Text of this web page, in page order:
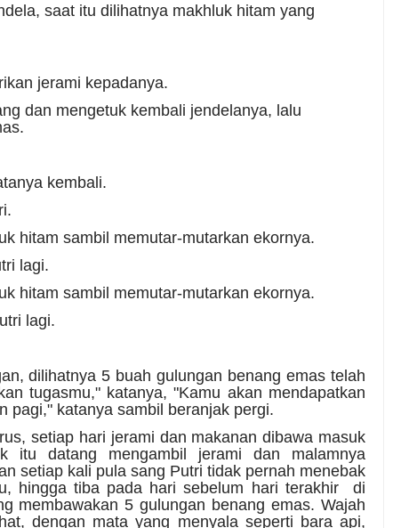
saat itu dilihatnya makhluk hitam yang
jerami kepadanya.
dan mengetuk kembali jendelanya, lalu
kembali.
hitam sambil memutar-mutarkan ekornya.
lagi.
hitam sambil memutar-mutarkan ekornya.
lagi.
dilihatnya 5 buah gulungan benang emas telah
tugasmu," katanya, "Kamu akan mendapatkan
pagi," katanya sambil beranjak pergi.
setiap hari jerami dan makanan dibawa masuk
itu datang mengambil jerami dan malamnya
setiap kali pula sang Putri tidak pernah menebak
hingga tiba pada hari sebelum hari terakhir di
membawakan 5 gulungan benang emas. Wajah
dengan mata yang menyala seperti bara api,